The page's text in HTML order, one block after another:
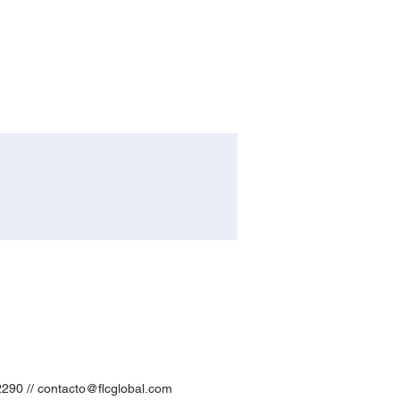
// contacto@flcglobal.com